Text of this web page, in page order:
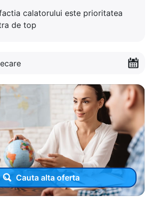
calatorului este prioritatea
de top
Cauta alta oferta